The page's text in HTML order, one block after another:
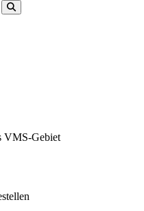
VMS-Gebiet